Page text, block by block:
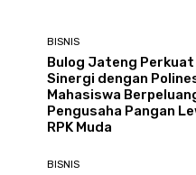
BISNIS
Bulog Jateng Perkuat
Sinergi dengan
Mahasiswa
Pengusaha Pangan
RPK Muda
BISNIS